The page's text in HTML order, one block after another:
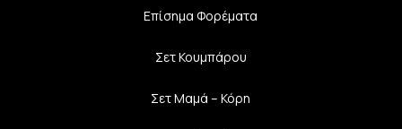
Επίσημα Φορέματα
Σετ Κουμπάρου
Σετ Μαμά – Κόρη